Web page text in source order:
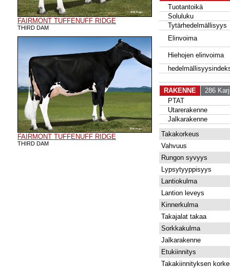
FAIRMONT TUFFENUFF RIDGE
THIRD DAM
FAIRMONT TUFFENUFF RIDGE
THIRD DAM
Tuotantoikä
Soluluku
Tytärhedelmällisyys
Elinvoima
Hiehojen elinvoima
RAKENNE
286
PTAT
Utarerakenne
Jalkarakenne
Takakorkeus
Vahvuus
Rungon syvyys
Lypsytyyppisyys
Lantiokulma
Lantion leveys
Kinnerkulma
Takajalat takaa
Sorkkakulma
Jalkarakenne
Etukiinnitys
Takakiinnityksen